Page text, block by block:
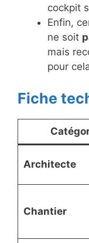
cockpit
Enfin,
ne soit
mais
pour
Fiche
Architecte
Chantier